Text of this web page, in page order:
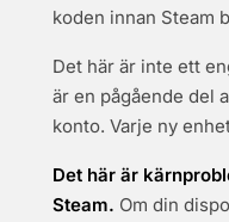
koden innan Steam
Det här är inte ett
är en pågående del
konto. Varje ny
Det här är
Steam. Om din